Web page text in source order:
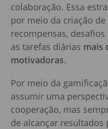
colaboração. Essa
por meio da criação
recompensas,
as tarefas diárias mais
motivadoras.
Por meio da
assumir uma
cooperação, mas
de alcançar resultados